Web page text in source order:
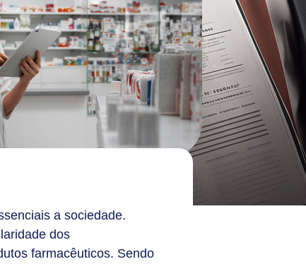
a sociedade.
dos
farmacêuticos. Sendo